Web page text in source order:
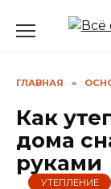
ГЛАВНАЯ »
Как
дома
руками
УТЕПЛЕНИЕ